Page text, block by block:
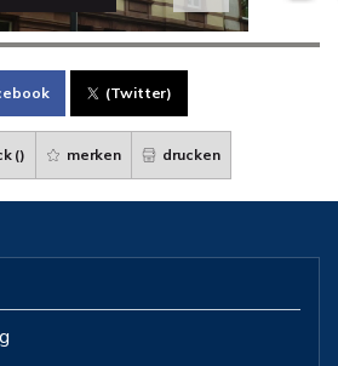
(Twitter)
() merken drucken